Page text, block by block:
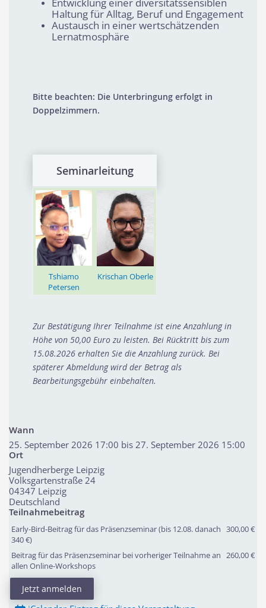
Haltung für Alltag, Beruf und Engagement
Austausch in einer wertschätzenden
Lernatmosphäre
Bitte beachten: Die Unterbringung erfolgt in
Doppelzimmern.
Seminarleitung
Tshiamo
Petersen
Krischan Oberle
Zur Bestätigung Ihrer Teilnahme ist eine Anzahlung in
Höhe von 50,00 Euro zu leisten. Bei Rücktritt bis zum
15.08.2026 erhalten Sie die Anzahlung zurück. Bei
späterer Abmeldung wird der Betrag als
Bearbeitungsgebühr einbehalten.
Wann
25. September 2026 17:00 bis 27. September 2026 15:00
Ort
Jugendherberge Leipzig
Volksgartenstraße 24
04347 Leipzig
Deutschland
Teilnahmebeitrag
Early-Bird-Beitrag für das Präsenzseminar (bis 12.08. danach
340 €)
300,00 €
Beitrag für das Präsenzseminar bei vorheriger Teilnahme an
allen Online-Workshops
260,00 €
Jetzt anmelden